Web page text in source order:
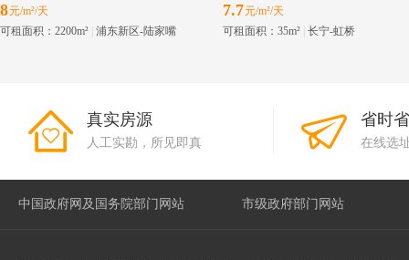
8元/m²/天
可租面积：2200m² 浦东新区-陆家嘴
7.7元/m²/天
可租面积：35m² 长宁-虹桥
真实房源
人工实勘，所见即真
省时
在线选